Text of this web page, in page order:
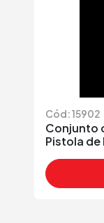
Cód: 15902
Conjunto
Pistola de